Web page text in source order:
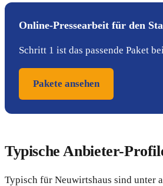
Online-Pressearbeit für den
Schritt 1 ist das passende Paket
Pakete ansehen
Typische Anbieter-
Typisch für Neuwirtshaus sind unter